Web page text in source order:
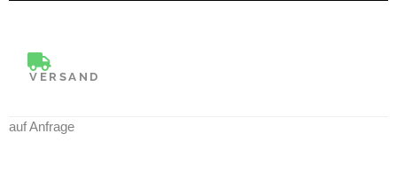
VERSAND
auf Anfrage